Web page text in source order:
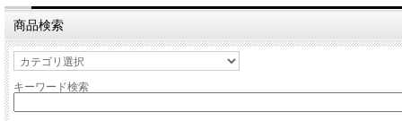
商品検索
キーワード検索